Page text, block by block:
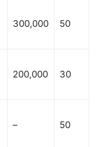
300,000 50
200,000 30
– 50